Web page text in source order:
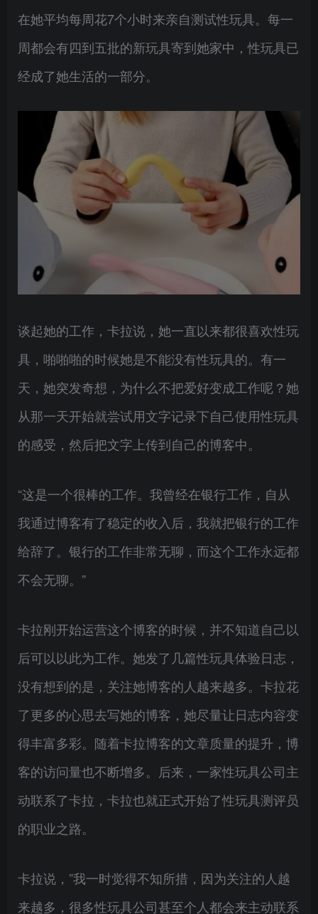
在她平均每周花7个小时来亲自测试性玩具。每一
周都会有四到五批的新玩具寄到她家中，性玩具已
经成了她生活的一部分。
谈起她的工作，卡拉说，她一直以来都很喜欢性玩
具，啪啪啪的时候她是不能没有性玩具的。有一
天，她突发奇想，为什么不把爱好变成工作呢？她
从那一天开始就尝试用文字记录下自己使用性玩具
的感受，然后把文字上传到自己的博客中。
“这是一个很棒的工作。我曾经在银行工作，自从
我通过博客有了稳定的收入后，我就把银行的工作
给辞了。银行的工作非常无聊，而这个工作永远都
不会无聊。”
卡拉刚开始运营这个博客的时候，并不知道自己以
后可以以此为工作。她发了几篇性玩具体验日志，
没有想到的是，关注她博客的人越来越多。卡拉花
了更多的心思去写她的博客，她尽量让日志内容变
得丰富多彩。随着卡拉博客的文章质量的提升，博
客的访问量也不断增多。后来，一家性玩具公司主
动联系了卡拉，卡拉也就正式开始了性玩具测评员
的职业之路。
卡拉说，”我一时觉得不知所措，因为关注的人越
来越多，很多性玩具公司甚至个人都会来主动联系